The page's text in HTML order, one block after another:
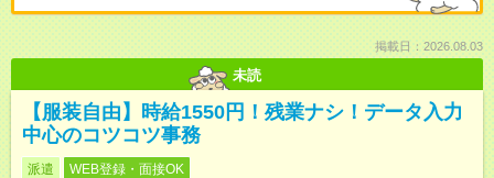
掲載日：2026.08.03
未読
【服装自由】時給1550円！残業ナシ！データ入力
中心のコツコツ事務
派遣 WEB登録・面接OK